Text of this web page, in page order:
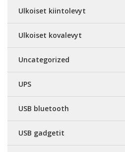
Ulkoiset kiintolevyt
Ulkoiset kovalevyt
Uncategorized
UPS
USB bluetooth
USB gadgetit